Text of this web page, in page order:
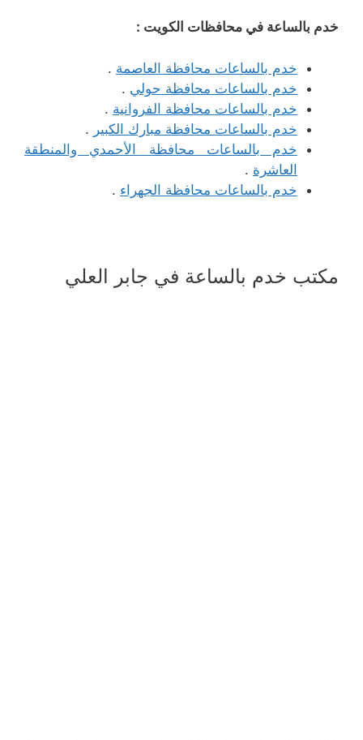
خدم بالساعة في محافظات الكويت :
خدم بالساعات محافظة العاصمة .
خدم بالساعات محافظة حولي .
خدم بالساعات محافظة الفروانية .
خدم بالساعات محافظة مبارك الكبير .
خدم بالساعات محافظة الأحمدي والمنطقة
العاشرة .
خدم بالساعات محافظة الجهراء .
مكتب خدم بالساعة في جابر العلي